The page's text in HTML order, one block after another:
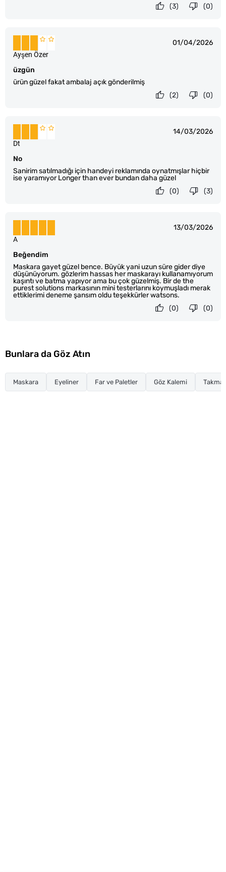
(0)
(3)
01/04/2026
üzgün
ürün güzel fakat ambalaj açık gönderilmiş
Ayşen Özer
(0)
(2)
14/03/2026
No
Sanirim satılmadığı için handeyi reklamında oynatmışlar hiçbir
ise yaramıyor Longer than ever bundan daha güzel
Dt
(3)
(0)
13/03/2026
Beğendim
Maskara gayet güzel bence. Büyük yani uzun süre gider diye
düşünüyorum. gözlerim hassas her maskarayı kullanamıyorum
kaşıntı ve batma yapıyor ama bu çok güzelmiş. Bir de the
purest solutions markasının mini testerlarını koymuşladı merak
ettiklerimi deneme şansım oldu teşekkürler watsons.
A
(0)
(0)
Bunlara da Göz Atın
Maskara Eyeliner Far ve Paletler Göz Kalemi Takma